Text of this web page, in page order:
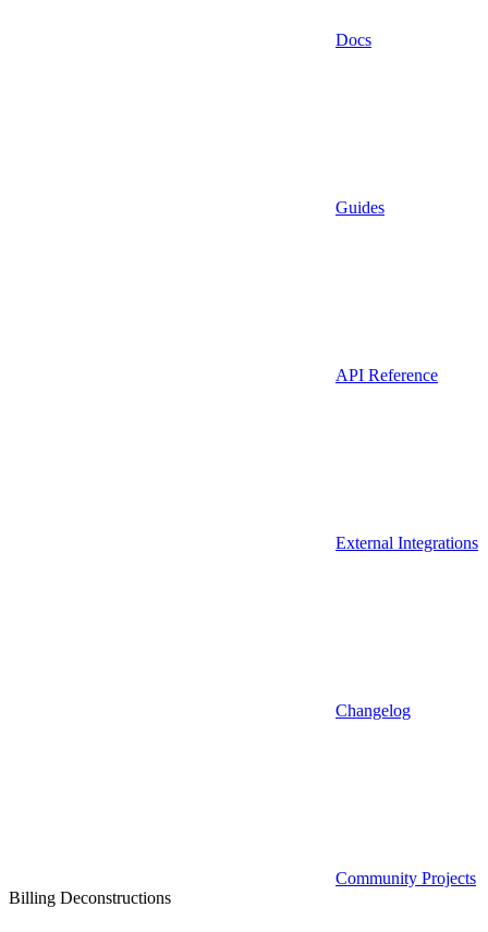
Docs
Guides
API Reference
External Integrations
Changelog
Community Projects
Billing Deconstructions